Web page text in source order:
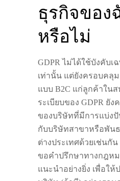
ธุรกิจของ
หรือไม่
GDPR ไม่ได้ใช้บังคับเ
เท่านั้น แต่ยังครอบคลุ
แบบ B2C แก่ลูกค้าใน
ระเบียบของ GDPR ยั
ของบริษัทที่มีการแบ่ง
กับบริษัทสาขาหรือพัน
ต่างประเทศด้วยเช่นกั
ขอคำปรึกษาทางกฎหม
แนะนำอย่างยิ่ง เพื่อใ